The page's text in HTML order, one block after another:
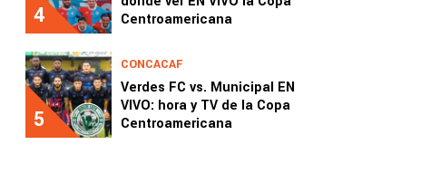
4
Centroamericana
5
CONCACAF
Verdes FC vs. Municipal EN
VIVO: hora y TV de la Copa
Centroamericana